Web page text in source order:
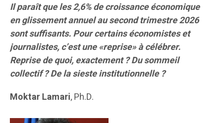
Il paraît que les 2,6% de croissance économique
en glissement annuel au second trimestre 2026
sont suffisants. Pour certains économistes et
journalistes, c’est une «reprise» à célébrer.
Reprise de quoi, exactement ? Du sommeil
collectif ? De la sieste institutionnelle ?
Moktar Lamari, Ph.D.